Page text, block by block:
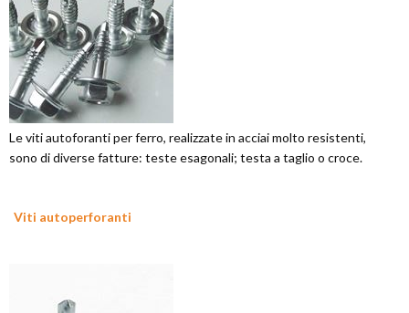
Le viti autoforanti per ferro, realizzate in acciai molto resistenti,
sono di diverse fatture: teste esagonali; testa a taglio o croce.
Viti autoperforanti